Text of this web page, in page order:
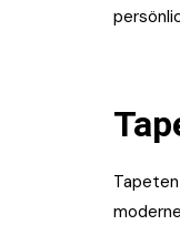
moderne